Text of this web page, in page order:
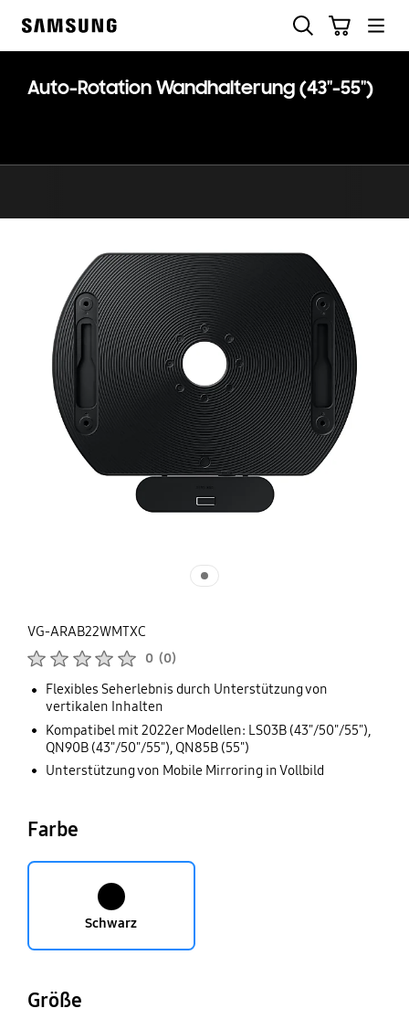
Auto-Rotation Wandhalterung (43"-55")
VG-ARAB22WMTXC
0 (0)
Flexibles Seherlebnis durch Unterstützung von
vertikalen Inhalten
Kompatibel mit 2022er Modellen: LS03B (43"/50"/55"),
QN90B (43"/50"/55"), QN85B (55")
Unterstützung von Mobile Mirroring in Vollbild
Farbe
Schwarz
Größe